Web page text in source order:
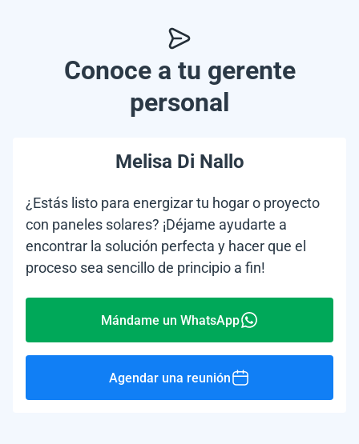
Conoce a tu gerente
personal
Melisa Di Nallo
¿Estás listo para energizar tu hogar o proyecto
con paneles solares? ¡Déjame ayudarte a
encontrar la solución perfecta y hacer que el
proceso sea sencillo de principio a fin!
Mándame un WhatsApp
Agendar una reunión